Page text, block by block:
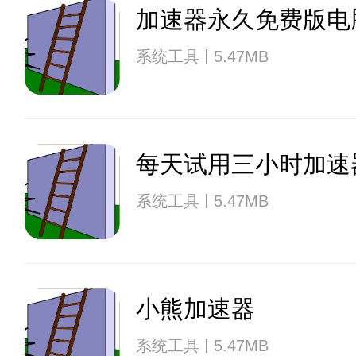
加速器永久免费版电
系统工具 5.47MB
每天试用三小时加速
系统工具 5.47MB
小熊加速器
系统工具 5.47MB